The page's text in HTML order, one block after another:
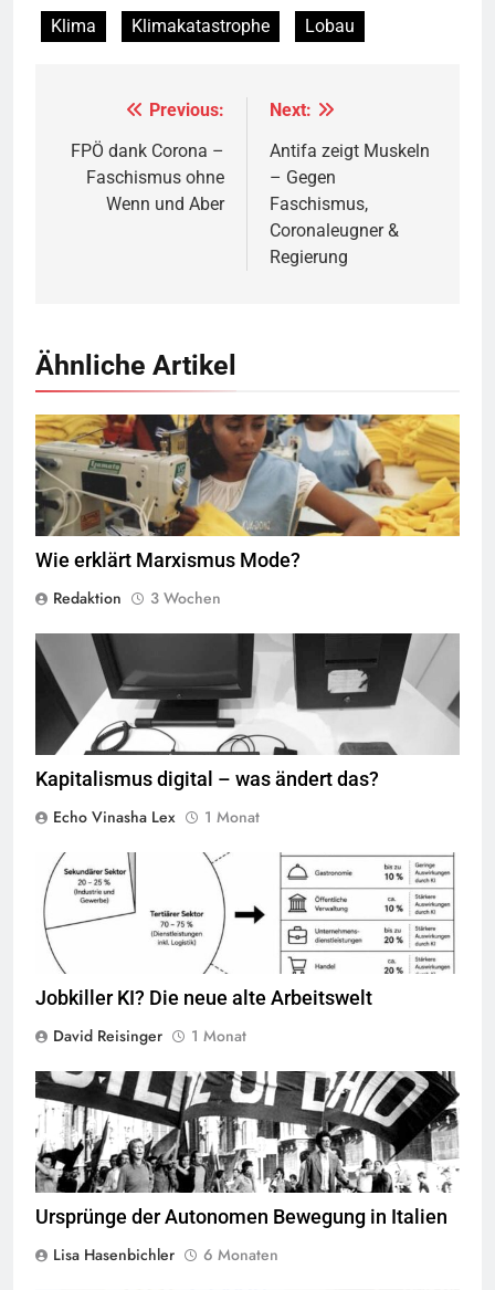
Klima Klimakatastrophe Lobau
Beitragsnavigation
Previous:
FPÖ dank Corona –
Faschismus ohne
Wenn und Aber
Next:
Antifa zeigt Muskeln
– Gegen
Faschismus,
Coronaleugner &
Regierung
Ähnliche Artikel
Näherinnen in Sweatshop © marissaorton (flickr)BY-SA 2.0
Wie erklärt Marxismus Mode?
Redaktion
3 Wochen
Der NeXTcube diente 1990 am CERN als erster Webserver der Welt
und wurde von Tim Berners-Lee zur Entwicklung des World Wide
Web genutzt. Das Warnschild „This machine is a server. DO NOT
POWER IT DOWN!!“ sollte verhindern, dass der einzige Webserver
versehentlich ausgeschaltet wird. Heute ist der Originalrechner im
Science Museum in London ausgestellt,Quelle©
Kapitalismus digital – was ändert das?
Echo Vinasha Lex
1 Monat
© Chat GPT
Jobkiller KI? Die neue alte Arbeitswelt
David Reisinger
1 Monat
Demonstration von Potereoperaio, Quelle© Public Domain
Ursprünge der Autonomen Bewegung in Italien
Lisa Hasenbichler
6 Monaten